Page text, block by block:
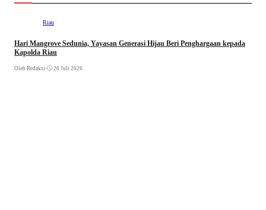
Riau
Hari Mangrove Sedunia, Yayasan Generasi Hijau Beri Penghargaan kepada
Kapolda Riau
Oleh Redaksi • 26 Juli 2026